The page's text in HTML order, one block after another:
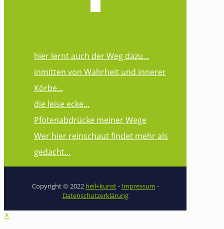
hier lernt auch der Weg dazu...
inmitten von Wahrheit und innerer
Körbe...
die leise ecke...
Pfotenabdrücke meiner Wege
Wer hier reinschaut findet mehr als
gedacht...
Copyright © 2022 heil+kunst- Impressum -
Datenschutzerklärung
✕